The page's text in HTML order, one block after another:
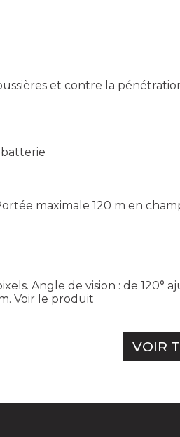
et contre la
maximale 120 m en
Angle de vision : de 120°
Voir le produit
VOIR